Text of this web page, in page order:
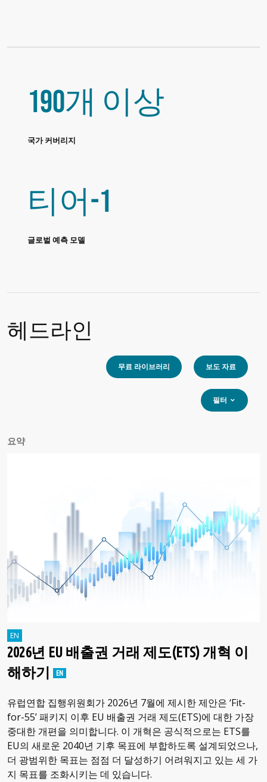
190개 이상
국가 커버리지
티어-1
글로벌 예측 모델
헤드라인
무료 라이브러리 보도 자료
필터
요약
2026년 EU 배출권 거래 제도(ETS) 개혁 이
해하기
유럽연합 집행위원회가 2026년 7월에 제시한 제안은 ‘Fit-
for-55’ 패키지 이후 EU 배출권 거래 제도(ETS)에 대한 가장
중대한 개편을 의미합니다. 이 개혁은 공식적으로는 ETS를
EU의 새로운 2040년 기후 목표에 부합하도록 설계되었으나,
더 광범위한 목표는 점점 더 달성하기 어려워지고 있는 세 가
지 목표를 조화시키는 데 있습니다.